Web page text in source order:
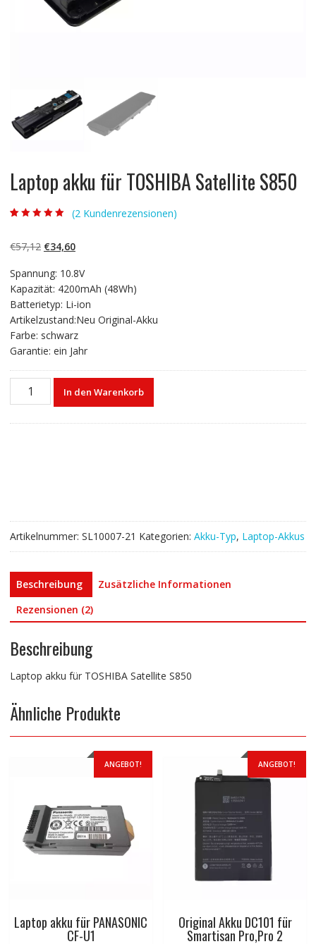
Laptop akku für TOSHIBA Satellite S850
basierend auf
Kundenbewertun
(2 Kundenrezensionen)
€57,12 Ursprünglicher
war:
€57,12
€34,60Aktueller
ist:
€34,60.
Spannung: 10.8V
Kapazität: 4200mAh (48Wh)
Batterietyp: Li-ion
Artikelzustand:Neu Original-Akku
Farbe: schwarz
Garantie: ein Jahr
Laptop
In den Warenkorb
Artikelnummer: SL10007-21 Kategorien: Akku-Typ, Laptop-Akkus
Beschreibung
Zusätzliche Informationen
Rezensionen (2)
Beschreibung
Laptop akku für TOSHIBA Satellite S850
Ähnliche Produkte
ANGEBOT!
Laptop akku für PANASONIC
CF-U1
ANGEBOT!
Original Akku DC101 für
Smartisan Pro,Pro 2